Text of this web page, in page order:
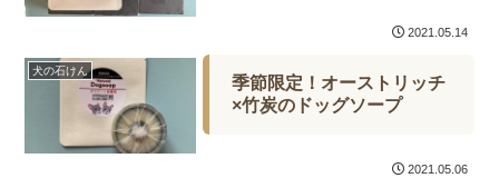
2021.05.14
犬の石けん
季節限定！オーストリッチ
×竹炭のドッグソープ
2021.05.06